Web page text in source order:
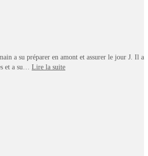
a su préparer en amont et assurer le jour J. Il a
et a su… Lire la suite